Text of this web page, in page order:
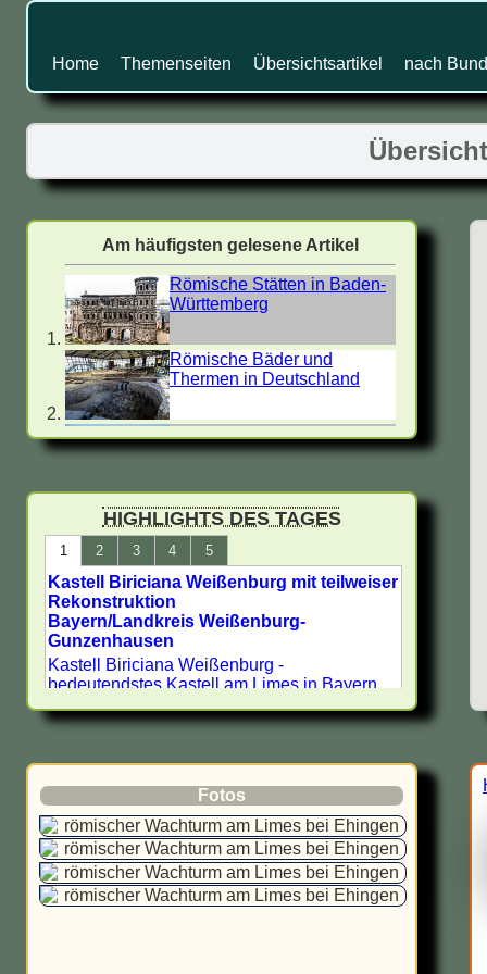
Home Themenseiten Übersichtsartikel nach
Fotos
HIGHLIGHTS DES TAGES
1 2 3 4 5
Kastell Biriciana Weißenburg mit teilweiser
Rekonstruktion
Bayern/Landkreis Weißenburg-
Gunzenhausen
Kastell Biriciana Weißenburg -
bedeutendstes Kastell am Limes in Bayern
Bewertung:
Einer der interessantesten Orte aus der
Am häufigsten gelesene Artikel
Römische Stätten in Baden-
Württemberg
Römische Bäder und
Thermen in Deutschland
Villa Rustica - Römische
Landgüter in Deutschland
Limes in Deutschland -
UNESCO Welterbe
Römische Stätten in
Nordrhein-Westfalen
Römische Stätten in Hessen
Deutschland - Antike Städte -
Archäologie
Römische Stätten in Freiburg
Sehenswürdigkeiten aus